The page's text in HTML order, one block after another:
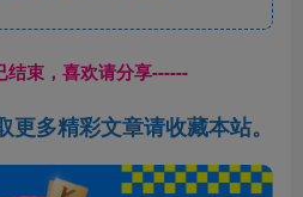
结束，喜欢请分享------
多精彩文章请收藏本站。